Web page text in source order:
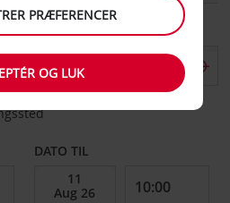
DATO TIL
PRÆFERENCER
OG LUK